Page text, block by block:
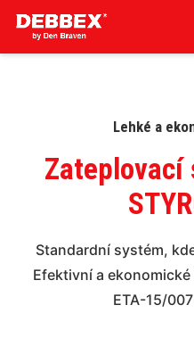
Lehké a
Zateplovací
Standardní systém,
Efektivní a ekonomické
ETA-15/